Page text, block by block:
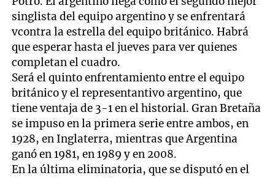
singlista del equipo argentino y se enfrentará
vcontra la estrella del equipo británico. Habrá
que esperar hasta el jueves para ver quienes
completan el cuadro.
Será el quinto enfrentamiento entre el equipo
británico y el representantivo argentino, que
tiene ventaja de 3-1 en el historial. Gran Bretaña
se impuso en la primera serie entre ambos, en
1928, en Inglaterra, mientras que Argentina
ganó en 1981, en 1989 y en 2008.
En la última eliminatoria, que se disputó en el